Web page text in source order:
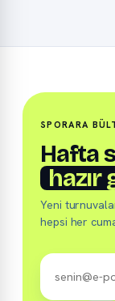
SPORARA
Hafta
hazır
Yeni
hepsi her